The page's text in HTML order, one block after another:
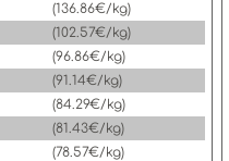
(136.86€/kg)
(102.57€/kg)
(96.86€/kg)
(91.14€/kg)
(84.29€/kg)
(81.43€/kg)
(78.57€/kg)